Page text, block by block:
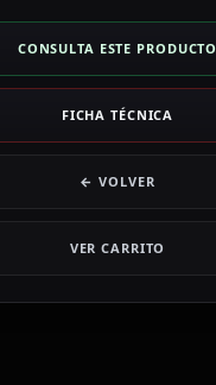
CONSULTA ESTE PRODUCTO
FICHA TÉCNICA
← VOLVER
VER CARRITO